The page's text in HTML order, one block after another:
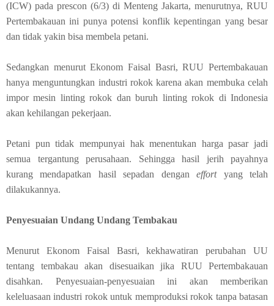
(ICW) pada prescon (6/3) di Menteng Jakarta, menurutnya, RUU
Pertembakauan ini punya potensi konflik kepentingan yang besar
dan tidak yakin bisa membela petani.
Sedangkan menurut Ekonom Faisal Basri, RUU Pertembakauan
hanya menguntungkan industri rokok karena akan membuka celah
impor mesin linting rokok dan buruh linting rokok di Indonesia
akan kehilangan pekerjaan.
Petani pun tidak mempunyai hak menentukan harga pasar jadi
semua tergantung perusahaan. Sehingga hasil jerih payahnya
kurang mendapatkan hasil sepadan denganeffortyang telah
dilakukannya.
Penyesuaian Undang Undang Tembakau
Menurut Ekonom Faisal Basri, kekhawatiran perubahan UU
tentang tembakau akan disesuaikan jika RUU Pertembakauan
disahkan. Penyesuaian-penyesuaian ini akan memberikan
keleluasaan industri rokok untuk memproduksi rokok tanpa batasan